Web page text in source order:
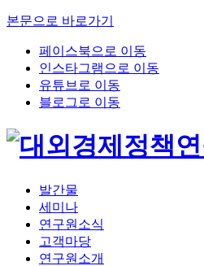
본문으로 바로가기
페이스북으로 이동
인스타그램으로 이동
유튜브로 이동
블로그로 이동
발간물
세미나
연구원소식
고객마당
연구원소개